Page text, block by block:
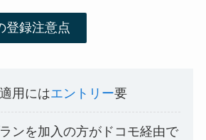
登録注意点
用にはエントリー要
ンを加入の方がドコモ経由で